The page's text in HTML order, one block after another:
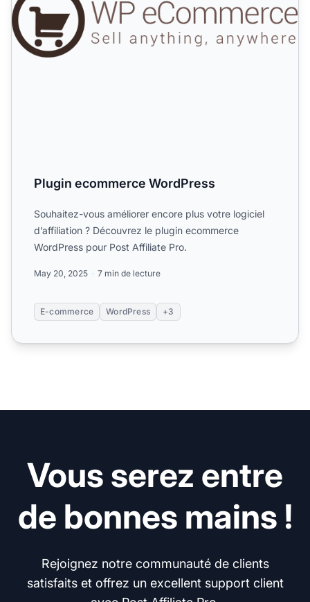
Plugin ecommerce WordPress
Souhaitez-vous améliorer encore plus votre logiciel
d’affiliation ? Découvrez le plugin ecommerce
WordPress pour Post Affiliate Pro.
May 20, 2025 7 min de lecture
E-commerce WordPress +3
Vous serez entre
de bonnes mains !
Rejoignez notre communauté de clients
satisfaits et offrez un excellent support client